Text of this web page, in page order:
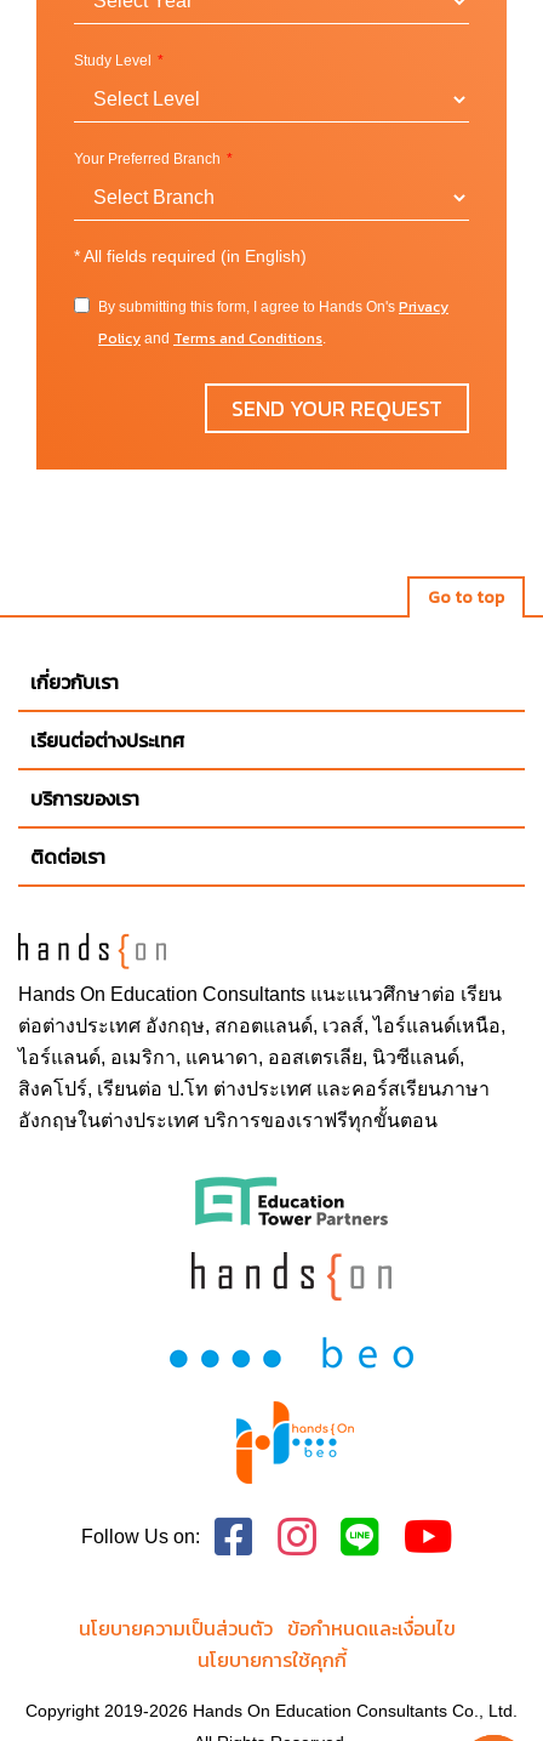
สากล และใช้ชีวิตเรียนต่อในเมืองใกล้ชิดติดริมน้ำอัน
รื่นรมย์อุดมด้วยธรรมชาติจากชื่อเล่นของเมืองที่ว่า “The
อีกทั้งยังเป็นสถาบันที่มีชื่อเสียงและคุณภาพการศึกษาที่
ศึกษาHigher Learning Commission, Commission on
Council of the Section of Legal Education and
เป็นต้น
นอกจากนั้นทางมหาวิทยาลัย CSU ยังมีหลากกิจกรรม
เลือกเข้าชมรมกีฬาหรืองานอดิเรกต่าง ๆ ได้นับไม่ถ้วน
แบบไม่แบ่งเพศ ตั้งแต่ basketball, fencing, golf, soccer,
swimming, tennis, softball และอื่น ๆ อีกมากมาย โดยชื่อ
“Vikings” มหาวิทยาลัยได้ให้การสนับสนุนนักศึกษาอย่าง
รอบด้าน และเป็นตัวแปรสำคัญที่ทำให้ผลผลิตของบัณฑิต
สาขาวิชาที่เปิดสอน
Monte Ahuja College of Business
College of Education and Human Services
College of Liberal Arts and Social Sciences
School of Nursing
College of Sciences and Health Professions
Maxine Goodman Levin College of Urban Affairs
Cleveland-Marshall College of Law
Jack, Joseph & Morton Mandel Honors College
Undergraduate Studies and Academic Programs
Study Level
Your Preferred Branch
*All fields required (in English)
By submitting this form, I agree to Hands On's Privacy
Policy and Terms and Conditions.
SEND YOUR REQUEST
Go to top
Hands On Education Consultants แนะแนวศึกษาต่อ เรียน
ต่อต่างประเทศ อังกฤษ, สกอตแลนด์, เวลส์, ไอร์แลนด์เหนือ,
ไอร์แลนด์, อเมริกา, แคนาดา, ออสเตรเลีย, นิวซีแลนด์,
สิงคโปร์, เรียนต่อ ป.โท ต่างประเทศ และคอร์สเรียนภาษา
อังกฤษในต่างประเทศ บริการของเราฟรีทุกขั้นตอน
เกี่ยวกับเรา
เรียนต่อต่างประเทศ
บริการของเรา
ติดต่อเรา
Follow Us on:
นโยบายความเป็นส่วนตัว ข้อกำหนดและเงื่อนไข
นโยบายการใช้คุกกี้
Copyright 2019-2026 Hands On Education Consultants Co., Ltd.